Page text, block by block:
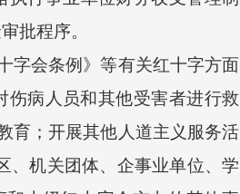
批程序。
会条例》等有关红十字方面
伤病人员和其他受害者进行救
育；开展其他人道主义服务活
、机关团体、企事业单位、学